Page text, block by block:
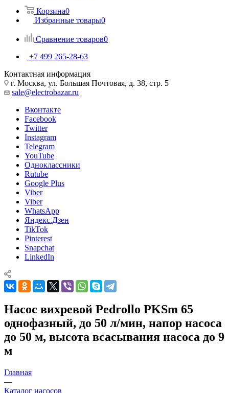
Корзина0
Избранные товары0
Сравнение товаров0
+7 499 265-28-63
Контактная информация
г. Москва, ул. Большая Почтовая, д. 38, стр. 5
sale@electrobazar.ru
Вконтакте
Facebook
Twitter
Instagram
Telegram
YouTube
Одноклассники
Rutube
Google Plus
Viber
Viber
WhatsApp
Яндекс.Дзен
TikTok
Pinterest
Snapchat
LinkedIn
Насос вихревой Pedrollo PKSm 65
однофазный, до 50 л/мин, напор насоса
до 50 м, высота всасывания насоса до 9
м
Главная
—
Каталог насосов